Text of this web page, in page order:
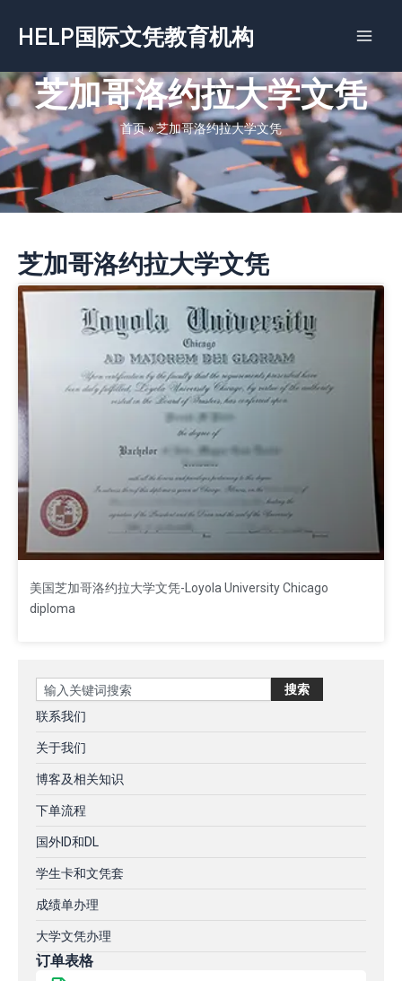
容
HELP国际文凭教育机构
芝加哥洛约拉大学文凭
首页»芝加哥洛约拉大学文凭
芝加哥洛约拉大学文凭
美国芝加哥洛约拉大学文凭-Loyola University Chicago
diploma
Search 搜索
联系我们
关于我们
博客及相关知识
下单流程
国外ID和DL
学生卡和文凭套
成绩单办理
大学文凭办理
订单表格